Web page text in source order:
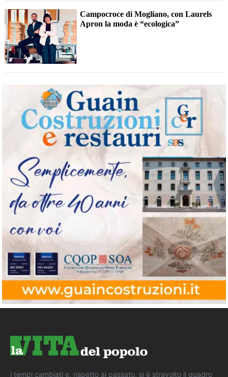
Campocroce di Mogliano, con Laurels
Apron la moda è “ecologica”
i tempi cambiati e, rispetto al passato, si è stravolto il quadro